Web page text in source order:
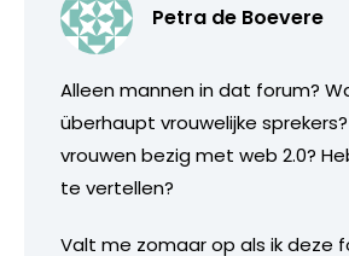
Petra de Boevere
Alleen mannen in dat forum?
überhaupt vrouwelijke
vrouwen bezig met web 2.0?
te vertellen?
Valt me zomaar op als ik deze